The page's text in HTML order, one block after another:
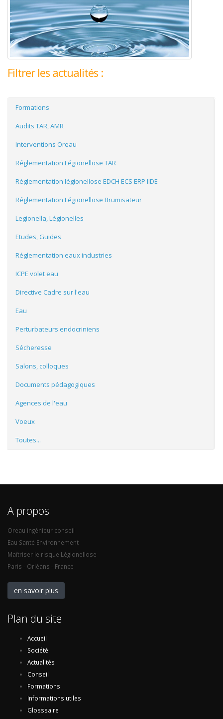
Filtrer les actualités :
Formations
Audits TAR, AMR
Interventions Oreau
Réglementation Légionellose TAR
Réglementation légionellose EDCH ECS ERP IIDE
Réglementation Légionellose Brumisateur
Legionella, Légionelles
Etudes, Guides
Réglementation eaux industries
ICPE volet eau
Directive Cadre sur l'eau
Eau
Perturbateurs endocriniens
Sécheresse
Salons, colloques
Documents pédagogiques
Agences de l'eau
Voeux
Toutes...
A propos
Oreau ingénieur conseil
Eau Santé Environnement
Maîtriser le risque Légionellose
Paris - Orléans - France
en savoir plus
Plan du site
Accueil
Société
Actualités
Conseil
Formations
Informations utiles
Glosssaire